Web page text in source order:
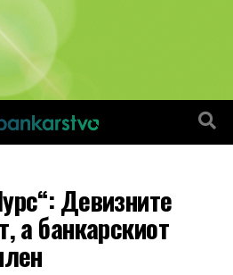
Девизните
а банкарскиот